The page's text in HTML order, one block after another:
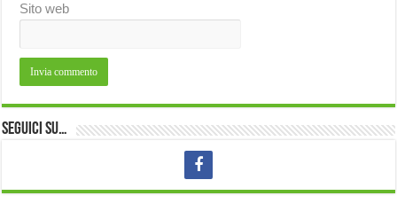
Sito web
Seguici su…